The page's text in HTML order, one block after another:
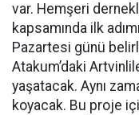
var. Hemşeri
kapsamında ilk
Pazartesi günü
Atakum’daki
yaşatacak. Aynı
koyacak. Bu proje